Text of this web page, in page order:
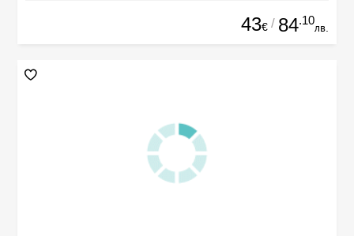
43€ / 84.10
лв.